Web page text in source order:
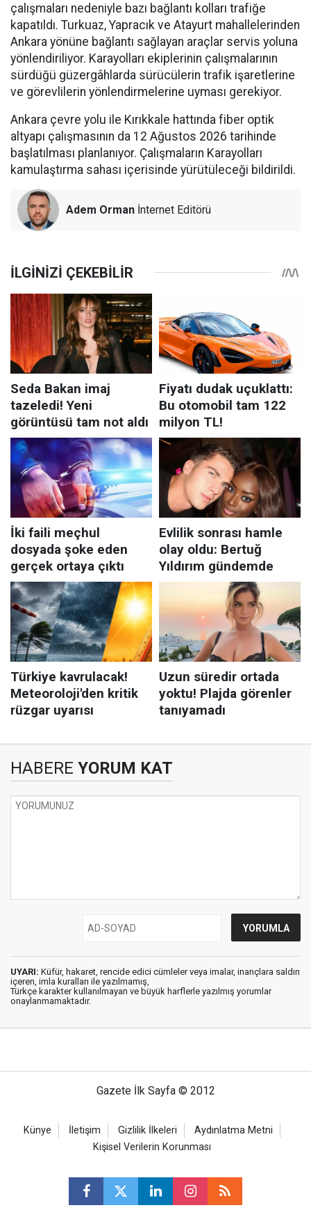
çalışmaları nedeniyle bazı bağlantı kolları trafiğe
kapatıldı. Turkuaz, Yapracık ve Atayurt mahallelerinden
Ankara yönüne bağlantı sağlayan araçlar servis yoluna
yönlendiriliyor. Karayolları ekiplerinin çalışmalarının
sürdüğü güzergâhlarda sürücülerin trafik işaretlerine
ve görevlilerin yönlendirmelerine uyması gerekiyor.
Ankara çevre yolu ile Kırıkkale hattında fiber optik
altyapı çalışmasının da 12 Ağustos 2026 tarihinde
başlatılması planlanıyor. Çalışmaların Karayolları
kamulaştırma sahası içerisinde yürütüleceği bildirildi.
Adem Orman İnternet Editörü
HABERE YORUM KAT
UYARI: Küfür, hakaret, rencide edici cümleler veya imalar, inançlara saldırı
içeren, imla kuralları ile yazılmamış,
Türkçe karakter kullanılmayan ve büyük harflerle yazılmış yorumlar
onaylanmamaktadır.
Gazete İlk Sayfa © 2012
Künye İletişim Gizlilik İlkeleri
Aydınlatma Metni
Kişisel Verilerin Korunması